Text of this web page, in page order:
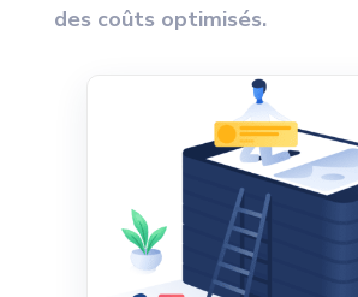
des coûts optimisés.